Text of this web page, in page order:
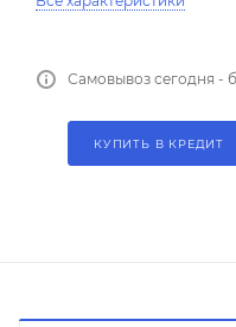
Самовывоз сегодня -
КУПИТЬ В КРЕДИТ